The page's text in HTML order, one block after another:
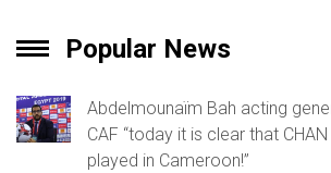
Popular News
Abdelmounaïm Bah acting
CAF “today it is clear that
played in Cameroon!”